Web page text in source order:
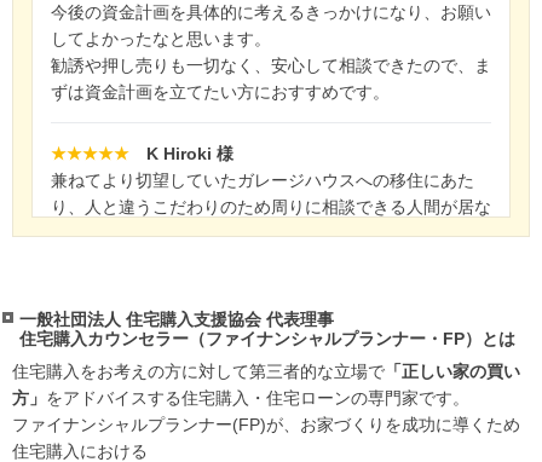
今後の資金計画を具体的に考えるきっかけになり、お願い
してよかったなと思います。
勧誘や押し売りも一切なく、安心して相談できたので、ま
ずは資金計画を立てたい方におすすめです。
★★★★★ K Hiroki 様
兼ねてより切望していたガレージハウスへの移住にあた
り、人と違うこだわりのため周りに相談できる人間が居な
かった結果、住宅ローンも土地選びもハウスメーカーも何
特に住宅ローンに関しては本来なら通るものがほんの少し
のやり方の違いだけで落とされていた状態で、あのまま進
んでいたらそれこそ審査落ちを繰り返し信用情報をいたず
らに傷つけていたところでした。
家を買うという、ある意味人生最大の大勝負で絶対に負け
ない為に、結局必要だったのは自分自身の力よりも、信頼
一般社団法人 住宅購入支援協会 代表理事
住宅購入カウンセラー（ファイナンシャルプランナー・FP）とは
住宅購入をお考えの方に対して第三者的な立場で 「正しい家の買い
方」 をアドバイスする住宅購入・住宅ローンの専門家です。
ファイナンシャルプランナー(FP)が、お家づくりを成功に導くため
住宅購入における